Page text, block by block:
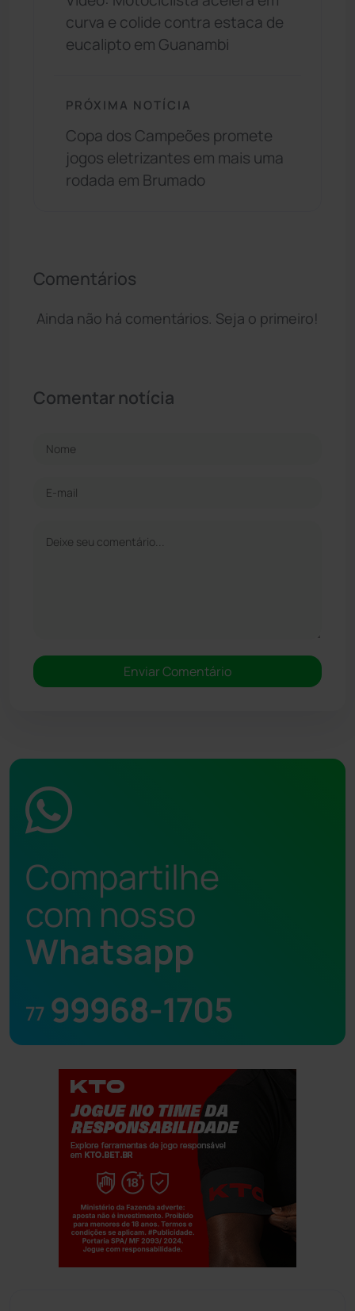
curva e colide contra estaca de
eucalipto em Guanambi
PRÓXIMA NOTÍCIA
Copa dos Campeões promete
jogos eletrizantes em mais uma
rodada em Brumado
Comentários
Ainda não há comentários. Seja o primeiro!
Comentar notícia
Compartilhe
com nosso
Whatsapp
77 99968-1705